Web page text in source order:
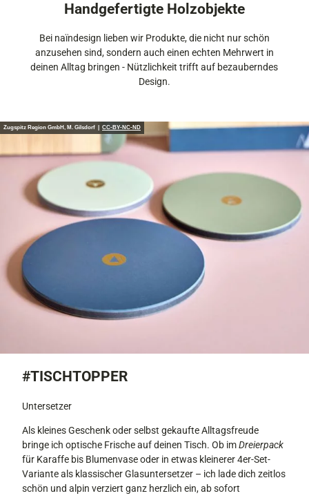
Handgefertigte Holzobjekte
Bei naïndesign lieben wir Produkte, die nicht nur schön
anzusehen sind, sondern auch einen echten Mehrwert in
deinen Alltag bringen - Nützlichkeit trifft auf bezauberndes
Design.
Zugspitz Region GmbH, M. Gilsdorf | CC-BY-NC-ND
#TISCHTOPPER
Untersetzer
Als kleines Geschenk oder selbst gekaufte Alltagsfreude
bringe ich optische Frische auf deinen Tisch. Ob imDreierpack
für Karaffe bis Blumenvase oder in etwas kleinerer 4er-Set-
Variante als klassischer Glasuntersetzer – ich lade dich zeitlos
schön und alpin verziert ganz herzlich ein, ab sofort